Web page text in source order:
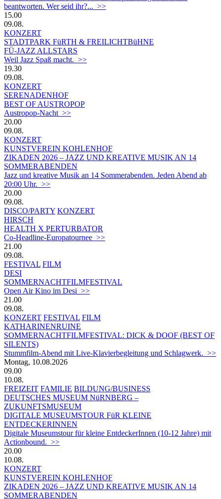
beantworten. Wer seid ihr?... >>
15.00
09.08.
KONZERT
STADTPARK FüRTH & FREILICHTBüHNE
FÜ-JAZZ ALLSTARS
Weil Jazz Spaß macht. >>
19.30
09.08.
KONZERT
SERENADENHOF
BEST OF AUSTROPOP
Austropop-Nacht >>
20.00
09.08.
KONZERT
KUNSTVEREIN KOHLENHOF
ZIKADEN 2026 – JAZZ UND KREATIVE MUSIK AN 14
SOMMERABENDEN
Jazz und kreative Musik an 14 Sommerabenden. Jeden Abend ab
20:00 Uhr. >>
20.00
09.08.
DISCO/PARTY KONZERT
HIRSCH
HEALTH X PERTURBATOR
Co-Headline-Europatournee >>
21.00
09.08.
FESTIVAL FILM
DESI
SOMMERNACHTFILMFESTIVAL
Open Air Kino im Desi >>
21.00
09.08.
KONZERT FESTIVAL FILM
KATHARINENRUINE
SOMMERNACHTFILMFESTIVAL: DICK & DOOF (BEST OF
SILENTS)
Stummfilm-Abend mit Live-Klavierbegleitung und Schlagwerk. >>
Montag, 10.08.2026
09.00
10.08.
FREIZEIT FAMILIE BILDUNG/BUSINESS
DEUTSCHES MUSEUM NüRNBERG –
ZUKUNFTSMUSEUM
DIGITALE MUSEUMSTOUR FüR KLEINE
ENTDECKERINNEN
Digitale Museumstour für kleine EntdeckerInnen (10-12 Jahre) mit
Actionbound. >>
20.00
10.08.
KONZERT
KUNSTVEREIN KOHLENHOF
ZIKADEN 2026 – JAZZ UND KREATIVE MUSIK AN 14
SOMMERABENDEN